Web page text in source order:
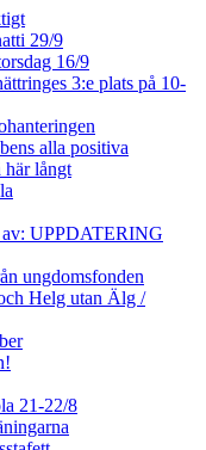
29/9
16/9
3:e plats på 10-
alla positiva
här långt
UPPDATERING
ungdomsfonden
Helg utan Älg /
21-22/8